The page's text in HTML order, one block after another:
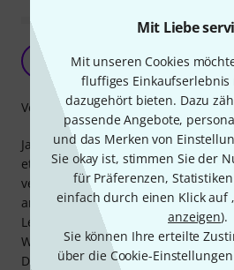
Mit Liebe
Mit unseren Cookies
fluffiges Einkaufserlebnis
dazugehört bieten. Dazu
passende Angebote,
und das Merken von
Sie okay ist, stimmen Sie der
für Präferenzen,
einfach durch einen Klick auf
anzeigen).
Sie können Ihre erteilte
über die Cookie-
B
Bindernowski
Ja, das Teil ist aus Plastik und sehr
etwas kurz sein, ich kann aber
verlangt es keine extreme Achilles-
anderen Pedalen.
Leichtgängigkeit ist an der Grenze -
Wiederstand wäre mir lieber.
Die Regelwerte sind sauber von 0-
Verarbeitung